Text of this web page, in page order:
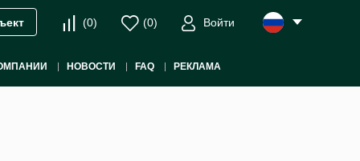
(0) (0) Войти
НОВОСТИ FAQ РЕКЛАМА